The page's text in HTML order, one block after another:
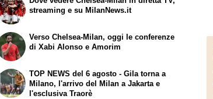
streaming e su MilanNews.it
Verso Chelsea-Milan, oggi le conferenze
di Xabi Alonso e Amorim
TOP NEWS del 6 agosto - Gila torna a
Milano, l'arrivo del Milan a Jakarta e
l'esclusiva Traorè